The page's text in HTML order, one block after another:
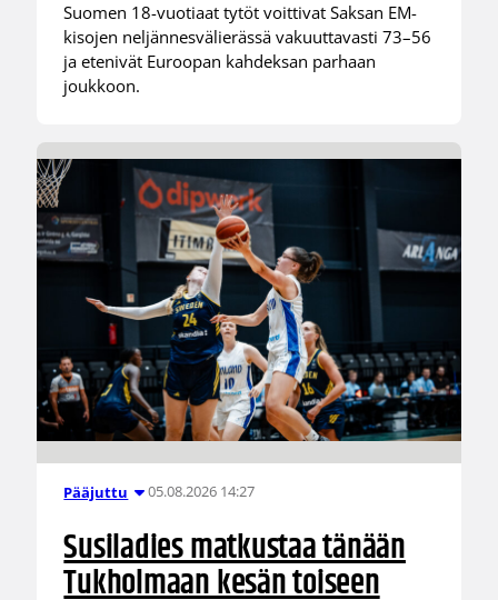
Suomen 18-vuotiaat tytöt voittivat Saksan EM-
kisojen neljännesvälierässä vakuuttavasti 73–56
ja etenivät Euroopan kahdeksan parhaan
joukkoon.
Pääjuttu 05.08.2026 14:27
Susiladies matkustaa tänään
Tukholmaan kesän toiseen